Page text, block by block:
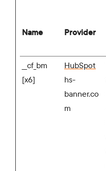
Name Provider
__cf_bm
[x6]
HubSpot
hs-
banner.co
m